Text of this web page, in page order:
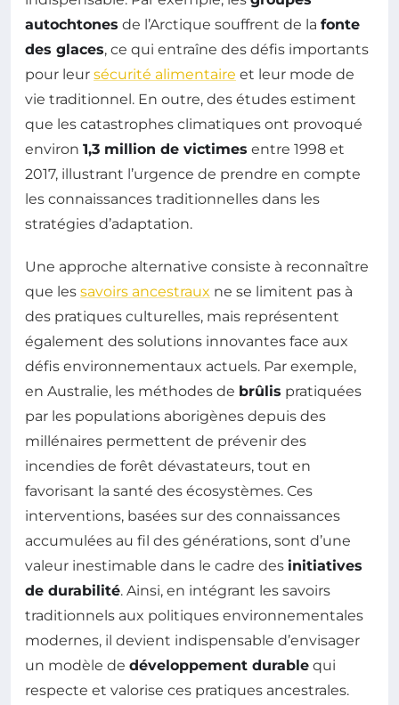
autochtones de l’Arctique souffrent de la fonte
des glaces, ce qui entraîne des défis importants
pour leur sécurité alimentaire et leur mode de
vie traditionnel. En outre, des études estiment
que les catastrophes climatiques ont provoqué
environ 1,3 million de victimes entre 1998 et
2017, illustrant l’urgence de prendre en compte
les connaissances traditionnelles dans les
stratégies d’adaptation.
Une approche alternative consiste à reconnaître
que les savoirs ancestraux ne se limitent pas à
des pratiques culturelles, mais représentent
également des solutions innovantes face aux
défis environnementaux actuels. Par exemple,
en Australie, les méthodes de brûlis pratiquées
par les populations aborigènes depuis des
millénaires permettent de prévenir des
incendies de forêt dévastateurs, tout en
favorisant la santé des écosystèmes. Ces
interventions, basées sur des connaissances
accumulées au fil des générations, sont d’une
valeur inestimable dans le cadre des initiatives
de durabilité. Ainsi, en intégrant les savoirs
traditionnels aux politiques environnementales
modernes, il devient indispensable d’envisager
un modèle de développement durable qui
respecte et valorise ces pratiques ancestrales.